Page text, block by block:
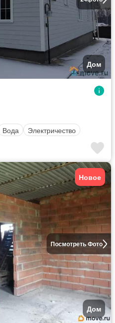
Дом
Вода Электричество
Посмотреть Фото
Новое
Дом